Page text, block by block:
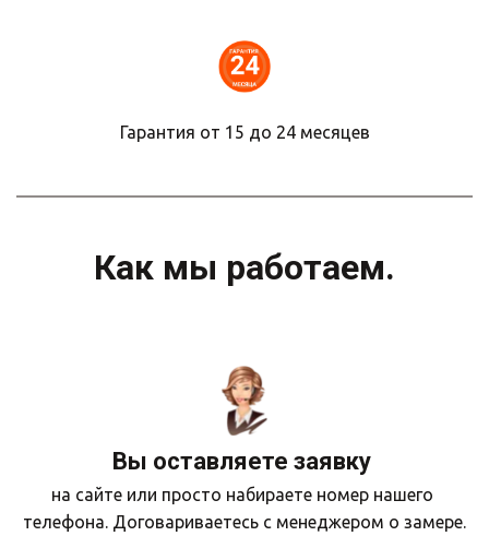
Гарантия от 15 до 24 месяцев
Как мы работаем.
Вы оставляете заявку
на сайте или просто набираете номер нашего
телефона. Договариваетесь с менеджером о замере.